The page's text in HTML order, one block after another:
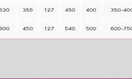
355 127 450 400 350-
450 127 540 500 600-